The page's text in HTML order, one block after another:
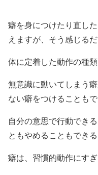
癖を身につけたり直し
えますが、そう感じるだ
体に定着した動作の種
無意識に動いてしまう
ない癖をつけることもで
自分の意思で行動でき
ともやめることもできる
癖は、習慣的動作にすぎ